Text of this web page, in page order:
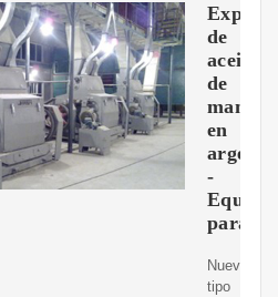
de
aceite
de
maní
en
-
para
Nuevo
tipo